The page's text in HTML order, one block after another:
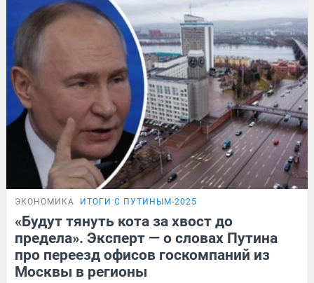
ЭКОНОМИКА ИТОГИ С ПУТИНЫМ-2025
«Будут тянуть кота за хвост до
предела». Эксперт — о словах Путина
про переезд офисов госкомпаний из
Москвы в регионы